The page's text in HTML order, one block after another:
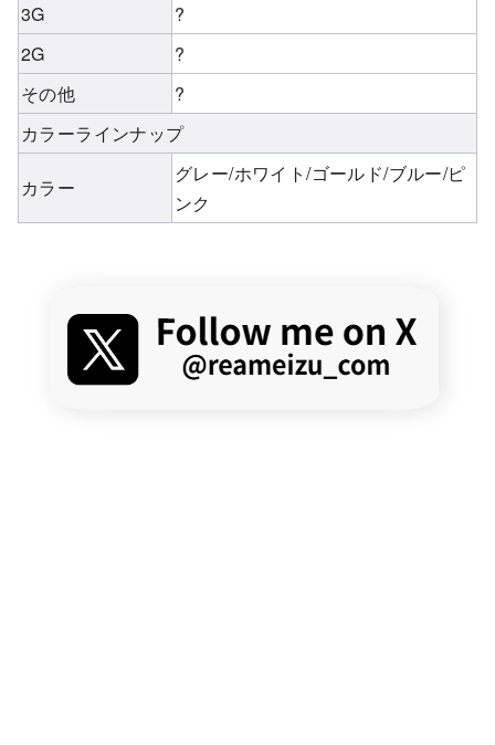
3G
?
2G
?
その他
?
カラーラインナップ
カラー
グレー/ホワイト/ゴールド/ブルー/ピ
ンク